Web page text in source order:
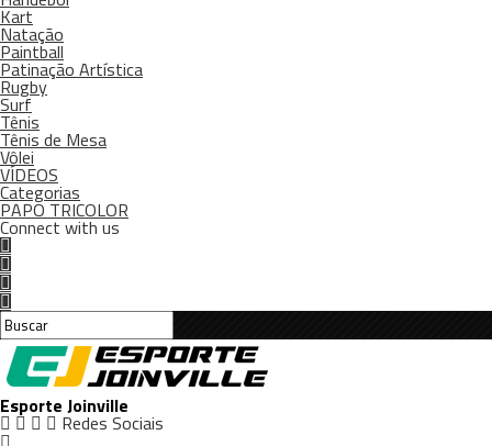
Kart
Natação
Paintball
Patinação Artística
Rugby
Surf
Tênis
Tênis de Mesa
Vôlei
VÍDEOS
Categorias
PAPO TRICOLOR
Connect with us
Esporte Joinville
Redes Sociais